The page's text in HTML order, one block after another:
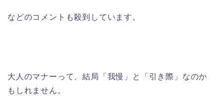
などのコメントも殺到しています。
大人のマナーって、結局「我慢」と「引き際」なのか
もしれません。